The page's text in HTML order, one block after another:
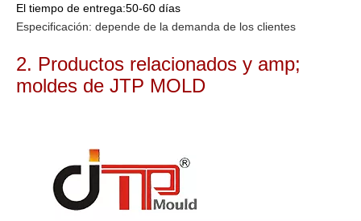
El tiempo de entrega:50-60 días
Especificación: depende de la demanda de los clientes
2. Productos relacionados y amp;
moldes de JTP MOLD